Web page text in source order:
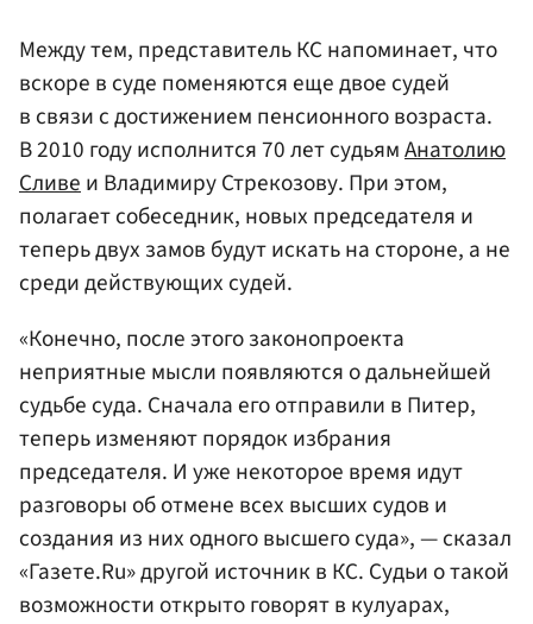
Между тем, представитель КС напоминает, что
вскоре в суде поменяются еще двое судей
в связи с достижением пенсионного возраста.
В 2010 году исполнится 70 лет судьямАнатолию
Сливеи Владимиру Стрекозову. При этом,
полагает собеседник, новых председателя и
теперь двух замов будут искать на стороне, а не
среди действующих судей.
«Конечно, после этого законопроекта
неприятные мысли появляются о дальнейшей
судьбе суда. Сначала его отправили в Питер,
теперь изменяют порядок избрания
председателя. И уже некоторое время идут
разговоры об отмене всех высших судов и
создания из них одного высшего суда», — сказал
«Газете.Ru» другой источник в КС. Судьи о такой
возможности открыто говорят в кулуарах,